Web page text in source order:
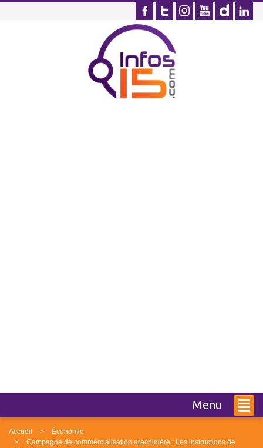
Menu
Accueil
Économie
Campagne de commercialisation arachidière : Les instructions de